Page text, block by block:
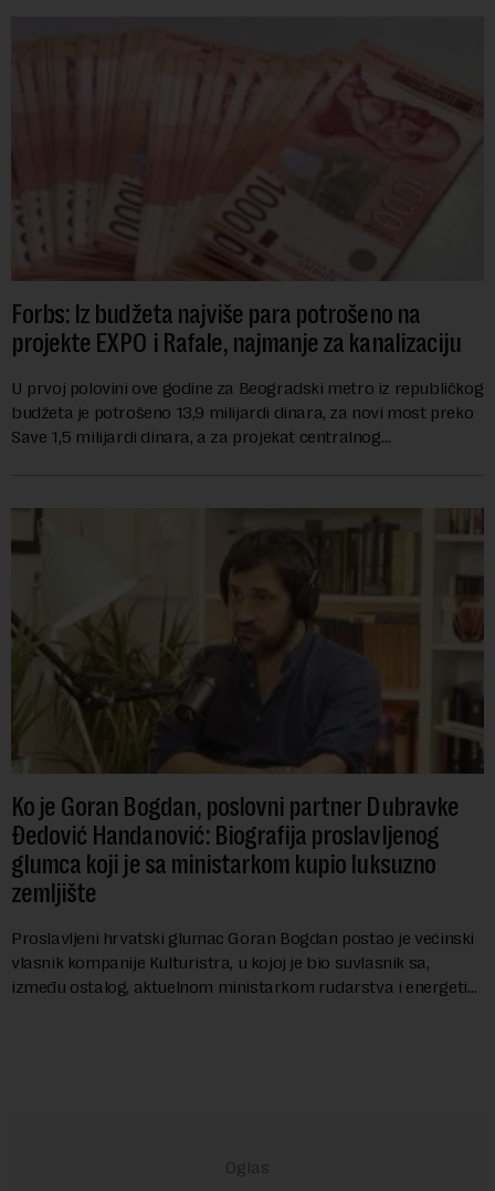
Forbs: Iz budžeta najviše para potrošeno na
projekte EXPO i Rafale, najmanje za kanalizaciju
U prvoj polovini ove godine za Beogradski metro iz republičkog
budžeta je potrošeno 13,9 milijardi dinara, za novi most preko
Save 1,5 milijardi dinara, a za projekat centralnog
Ko je Goran Bogdan, poslovni partner Dubravke
Đedović Handanović: Biografija proslavljenog
glumca koji je sa ministarkom kupio luksuzno
zemljište
Proslavljeni hrvatski glumac Goran Bogdan postao je većinski
vlasnik kompanije Kulturistra, u kojoj je bio suvlasnik sa,
između ostalog, aktuelnom ministarkom rudarstva i energetike